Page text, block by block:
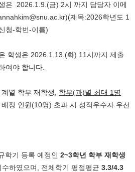
은 2026.1.9.(금) 2시 까지 담당자 이메
제목:2026학년도 1
청-학번-이름)
학생은 2026.1.13.(화) 11시까지 제출
여야 합니다.
열 학부 재학생, 학부(과)별 최대 1명
정 인원(10명) 초과 시 성적우수자 우선
학기 등록 예정인 2~3학년 학부 재학생
하였으며, 전체학기 평점평균 3.3/4.3